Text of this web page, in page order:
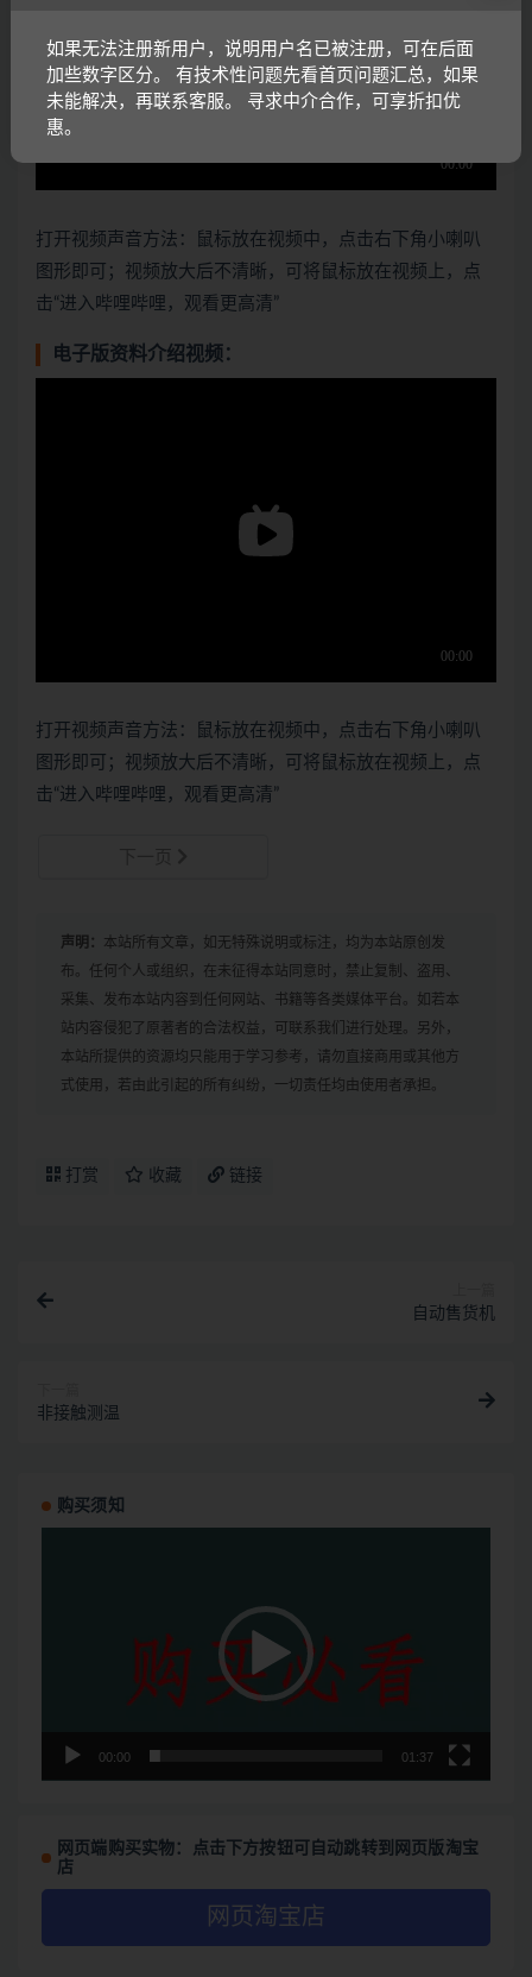
打开视频声音方法：鼠标放在视频中，点击右下角小喇叭
图形即可；视频放大后不清晰，可将鼠标放在视频上，点
击“进入哔哩哔哩，观看更高清”
电子版资料介绍视频：
打开视频声音方法：鼠标放在视频中，点击右下角小喇叭
图形即可；视频放大后不清晰，可将鼠标放在视频上，点
击“进入哔哩哔哩，观看更高清”
声明： 本站所有文章，如无特殊说明或标注，均为本站原创发
布。任何个人或组织，在未征得本站同意时，禁止复制、盗用、
采集、发布本站内容到任何网站、书籍等各类媒体平台。如若本
站内容侵犯了原著者的合法权益，可联系我们进行处理。另外，
本站所提供的资源均只能用于学习参考，请勿直接商用或其他方
式使用，若由此引起的所有纠纷，一切责任均由使用者承担。
打赏 收藏 链接
自动售货机
非接触测温
购买须知
00:00 01:37
网页端购买实物：点击下方按钮可自动跳转到网页版淘宝
店
网页淘宝店
如果无法注册新用户，说明用户名已被注册，可在后面
加些数字区分。 有技术性问题先看首页问题汇总，如果
未能解决，再联系客服。 寻求中介合作，可享折扣优
惠。